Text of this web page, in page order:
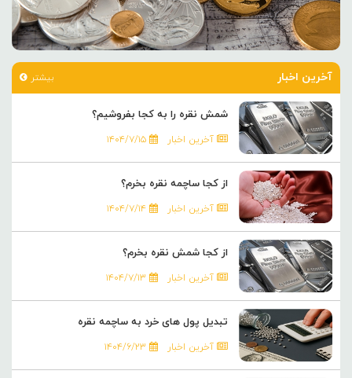
آخرین اخبار بیشتر
شمش نقره را به کجا بفروشیم؟
آخرین اخبار ۱۴۰۴/۷/۱۵
از کجا ساچمه نقره بخرم؟
آخرین اخبار ۱۴۰۴/۷/۱۴
از کجا شمش نقره بخرم؟
آخرین اخبار ۱۴۰۴/۷/۱۳
تبدیل پول های خرد به ساچمه نقره
آخرین اخبار ۱۴۰۴/۶/۲۳